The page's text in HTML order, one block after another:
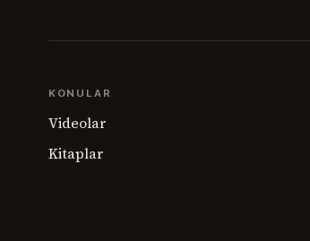
KONULAR
Videolar
Kitaplar